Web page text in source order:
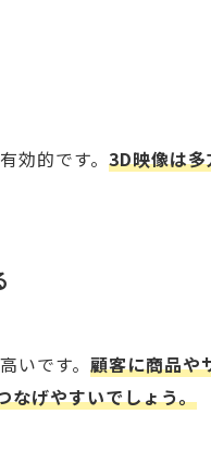
効的です。 3D映像は
いです。 顧客に商品や
なげやすいでしょう。